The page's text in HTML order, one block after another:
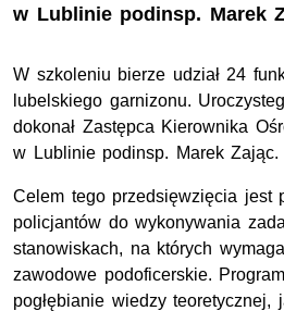
w Lublinie podinsp. Marek
W szkoleniu bierze udział 24
lubelskiego garnizonu.
dokonał Zastępca Kierownika
w Lublinie podinsp. Marek Zając.
Celem tego przedsięwzięcia jest
policjantów do wykonywania
stanowiskach, na których
zawodowe podoficerskie.
pogłębianie wiedzy teoretycznej,